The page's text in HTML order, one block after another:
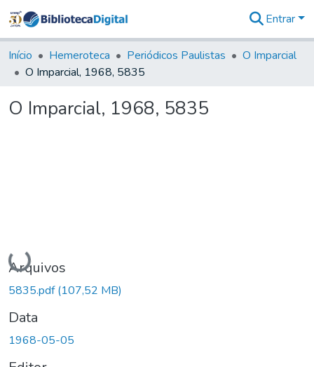
&
Coleções
Tudo na
Digital
Entrar
Início Hemeroteca Periódicos Paulistas
O Imparcial
O Imparcial, 1968, 5835
O Imparcial, 1968, 5835
Carregando...
Arquivos
5835.pdf(107,52 MB)
Data
1968-05-05